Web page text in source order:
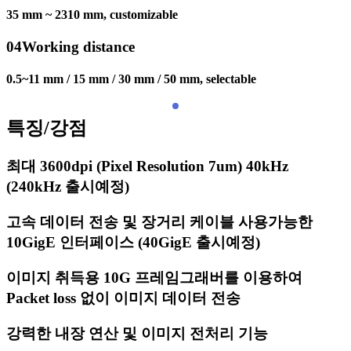
35 mm ~ 2310 mm, customizable
04Working distance
0.5~11 mm / 15 mm / 30 mm / 50 mm, selectable
특징/강점
최대 3600dpi (Pixel Resolution 7um) 40kHz
(240kHz 출시예정)
고속 데이터 전송 및 장거리 케이블 사용가능한
10GigE 인터페이스 (40GigE 출시예정)
이미지 취득용 10G 프레임그래버를 이용하여
Packet loss 없이 이미지 데이터 전송
강력한 내장 연산 및 이미지 전처리 기능